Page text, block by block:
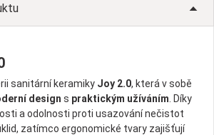
sanitární keramiky Joy 2.0, která v sobě
design s praktickým užíváním . Díky
a odolnosti proti usazování nečistot
zatímco ergonomické tvary zajišťují